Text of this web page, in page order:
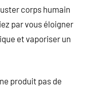
corps humain
par vous éloigner
et vaporiser un
produit pas de